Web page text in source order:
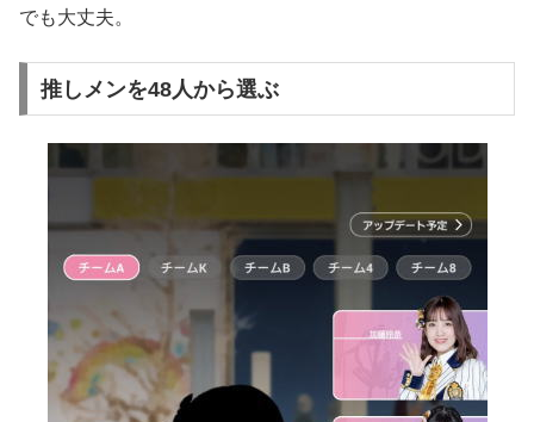
でも大丈夫。
推しメンを48人から選ぶ